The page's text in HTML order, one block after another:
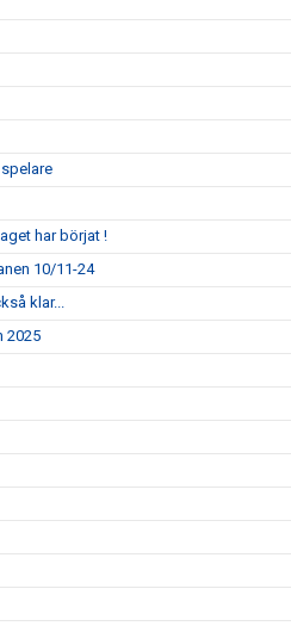
har börjat !
10/11-24
klar...
2025